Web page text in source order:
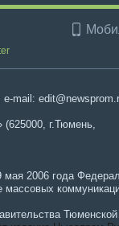
mail:
г.Тюмень,
2006 года
массовых
Тюменской